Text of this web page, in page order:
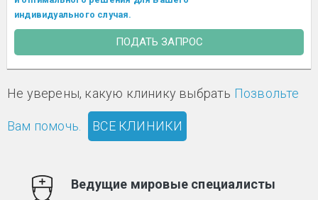
индивидуального случая.
ПОДАТЬ ЗАПРОС
Не уверены, какую клинику выбрать Позвольте
Вам помочь. ВСЕ КЛИНИКИ
Ведущие мировые специалисты